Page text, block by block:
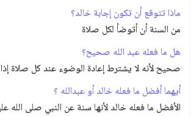
ماذا تتوقع أن تكون إجابة خالد؟
من السنة أن أتوضأ لكل صلاة
هل ما فعله عبد الله صحيح؟
صحيح لأنه لا يشترط إعادة الوضوء عند كل صلاة
أيهما أفضل ما فعله خالد أو عبدالله ؟
الأفضل ما فعله خالد لأنها سنة عن النبي صلى الله